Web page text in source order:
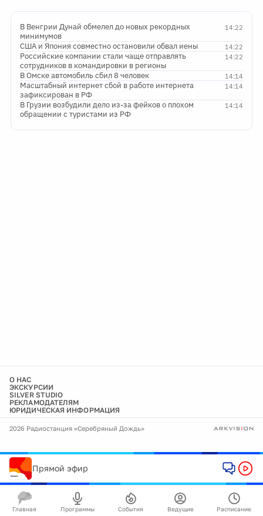
14:22
В Венгрии Дунай обмелел до новых рекордных
минимумов
14:22
США и Япония совместно остановили обвал иены
14:22
Российские компании стали чаще отправлять
сотрудников в командировки в регионы
14:14
В Омске автомобиль сбил 8 человек
14:14
Масштабный интернет сбой в работе интернета
зафиксирован в РФ
14:14
В Грузии возбудили дело из-за фейков о плохом
обращении с туристами из РФ
О НАС
ЭКСКУРСИИ
SILVER STUDIO
РЕКЛАМОДАТЕЛЯМ
ЮРИДИЧЕСКАЯ ИНФОРМАЦИЯ
2026 Радиостанция «Серебряный Дождь»
Прямой эфир
Главная Программы События Ведущие Расписание